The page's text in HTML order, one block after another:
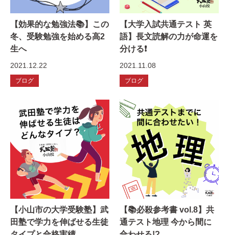
【効果的な勉強法📚】この
冬、受験勉強を始める高2
生へ
2021.12.22
ブログ
【大学入試共通テスト 英
語】長文読解の力が命運を
分ける❗️
2021.11.08
ブログ
【小山市の大学受験塾】武
田塾で学力を伸ばせる生徒
【📚必殺参考書 vol.8】共
通テスト地理 今から間に